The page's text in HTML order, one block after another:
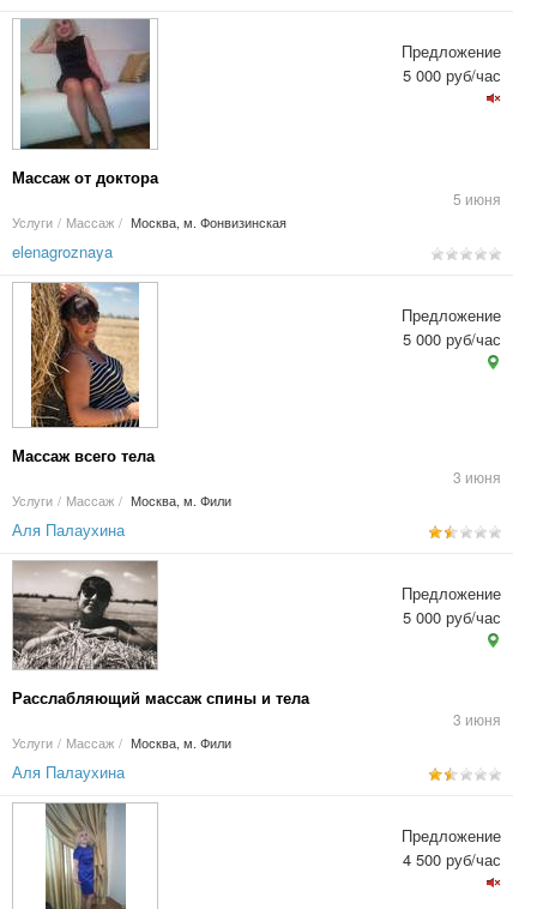
Массаж от доктора
5 июня
Услуги / Массаж / Москва, м. Фонвизинская
Предложение
5 000 руб/час
elenagroznaya
Массаж всего тела
3 июня
Услуги / Массаж / Москва, м. Фили
Предложение
5 000 руб/час
Аля Палаухина
Расслабляющий массаж спины и тела
3 июня
Услуги / Массаж / Москва, м. Фили
Предложение
5 000 руб/час
Аля Палаухина
Предложение
4 500 руб/час